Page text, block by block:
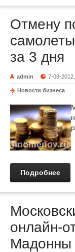
Отмену
за 3 дня
admin 7-08-
Новости бизнеса
Подробнее
онлайн-
Мадонны